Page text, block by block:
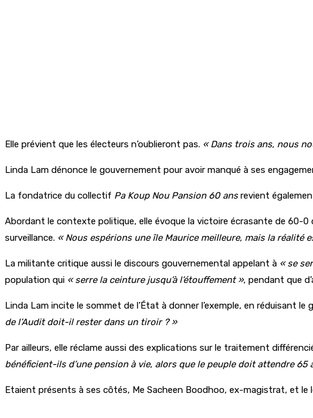
Elle prévient que les électeurs n’oublieront pas. « Dans trois ans, nous
Linda Lam dénonce le gouvernement pour avoir manqué à ses
La fondatrice du collectif Pa Koup Nou Pansion 60 ansrevient
Abordant le contexte politique, elle évoque la victoire écrasante de 60-0
surveillance. « Nous espérions une île Maurice meilleure, mais la réalité
La militante critique aussi le discours gouvernemental appelant à « se
population qui « serre la ceinture jusqu’à l’étouffement », pendant que
Linda Lam incite le sommet de l’État à donner l’exemple, en réduisant
de l’Audit doit-il rester dans un tiroir ? »
Par ailleurs, elle réclame aussi des explications sur le traitement
bénéficient-ils d’une pension à vie, alors que le peuple doit attendre 65
Etaient présents à ses côtés, Me Sacheen Boodhoo, ex-magistrat, et le